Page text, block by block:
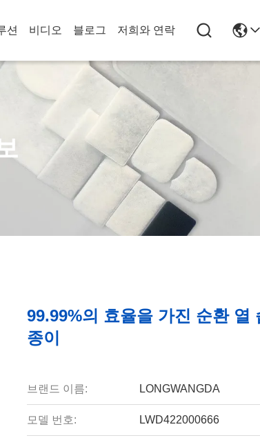
션 비디오 블로그 저희와 연락
99.99%의 효율을 가진 순환 열
종이
브랜드 이름: LONGWANGDA
모델 번호: LWD422000666